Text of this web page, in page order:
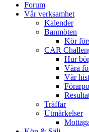
Forum
Vår verksamhet
Kalender
Banmöten
Kör
CAR
Hur
Våra
Vår
Träffar
Utmärkelser